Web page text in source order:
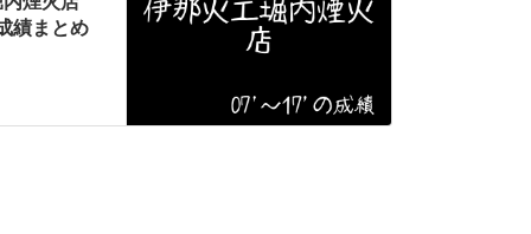
績まとめ